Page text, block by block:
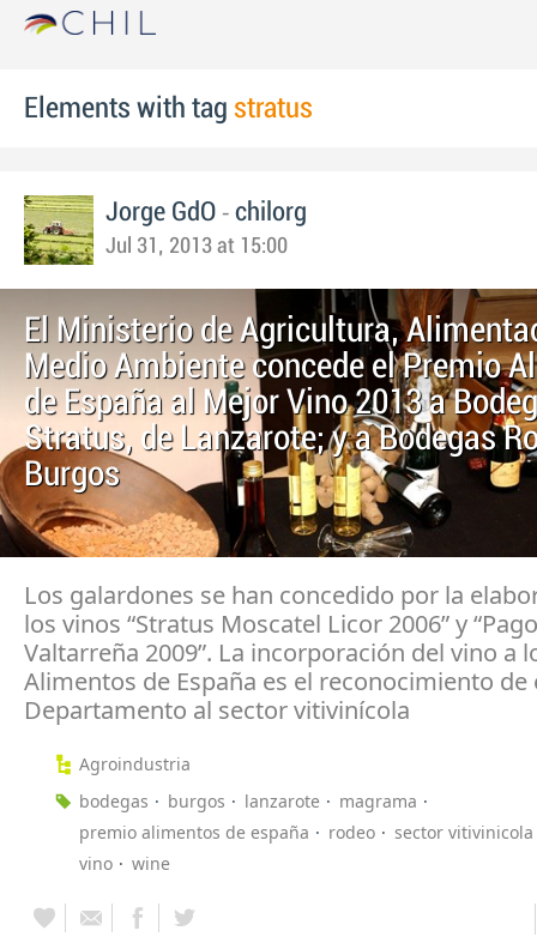
Elements with tag stratus
Jorge GdO - chilorg
Jul 31, 2013 at 15:00
El Ministerio de Agricultura,
Medio Ambiente concede el Premio
de España al Mejor Vino 2013 a
Stratus, de Lanzarote; y a Bodegas
Burgos
Los galardones se han concedido por la
los vinos “Stratus Moscatel Licor 2006” y
Valtarreña 2009”. La incorporación del vino a
Alimentos de España es el reconocimiento de
Departamento al sector vitivinícola
Agroindustria
bodegas
burgos lanzarote
magrama
premio alimentos de españa
rodeo
sector vitivinicola
vino
wine